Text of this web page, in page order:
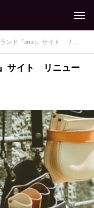
aruci』サイト リニューアルしました
サイト リニュー